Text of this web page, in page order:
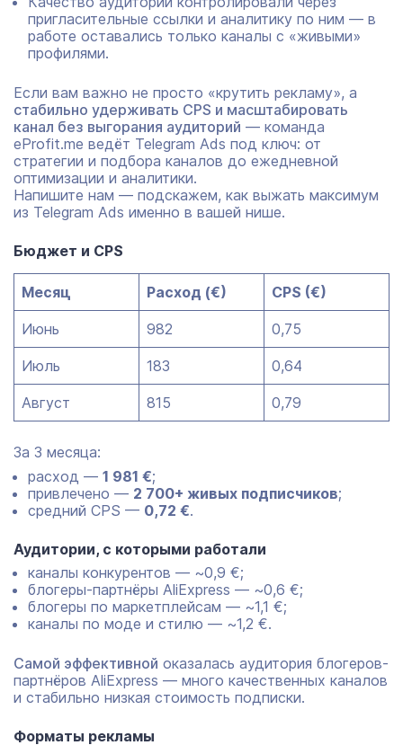
пригласительные ссылки и аналитику по ним — в
работе оставались только каналы с «живыми»
профилями.
Если вам важно не просто «крутить рекламу», а
стабильно удерживать CPS и масштабировать
канал без выгорания аудиторий — команда
eProfit.me ведёт Telegram Ads под ключ: от
стратегии и подбора каналов до ежедневной
оптимизации и аналитики.
Напишите нам — подскажем, как выжать максимум
из Telegram Ads именно в вашей нише.
Бюджет и CPS
Месяц Расход (€) CPS (€)
Июнь 982 0,75
Июль 183 0,64
Август 815 0,79
За 3 месяца:
расход — 1 981 €;
привлечено — 2 700+ живых подписчиков;
средний CPS — 0,72 €.
Аудитории, с которыми работали
каналы конкурентов — ~0,9 €;
блогеры-партнёры AliExpress — ~0,6 €;
блогеры по маркетплейсам — ~1,1 €;
каналы по моде и стилю — ~1,2 €.
Самой эффективной оказалась аудитория блогеров-
партнёров AliExpress — много качественных каналов
и стабильно низкая стоимость подписки.
Форматы рекламы